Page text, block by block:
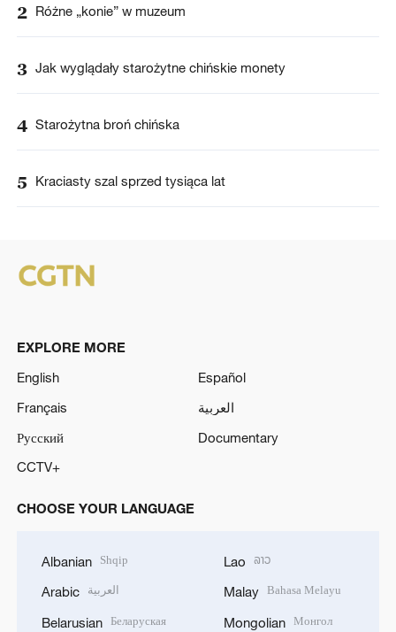
2 Różne „konie” w muzeum
3 Jak wyglądały starożytne chińskie monety
4 Starożytna broń chińska
5 Kraciasty szal sprzed tysiąca lat
EXPLORE MORE
English
Español
Français
العربية
Русский
Documentary
CCTV+
CHOOSE YOUR LANGUAGE
Albanian Shqip
Arabic العربية
Belarusian Беларуская
Lao ລາວ
Malay Bahasa Melayu
Mongolian Монгол